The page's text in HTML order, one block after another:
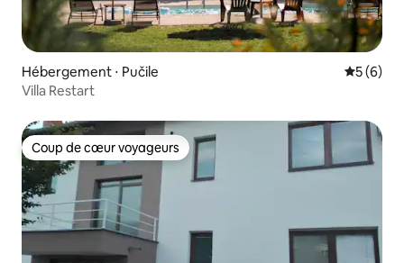
Hébergement ⋅ Pučile
5 (6)
Villa Restart
Coup de cœur voyageurs
Coup de cœur voyageurs